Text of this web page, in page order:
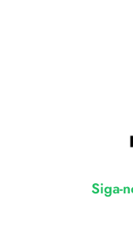
Siga-